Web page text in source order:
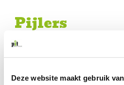
Deze website maakt gebruik
Pijlers